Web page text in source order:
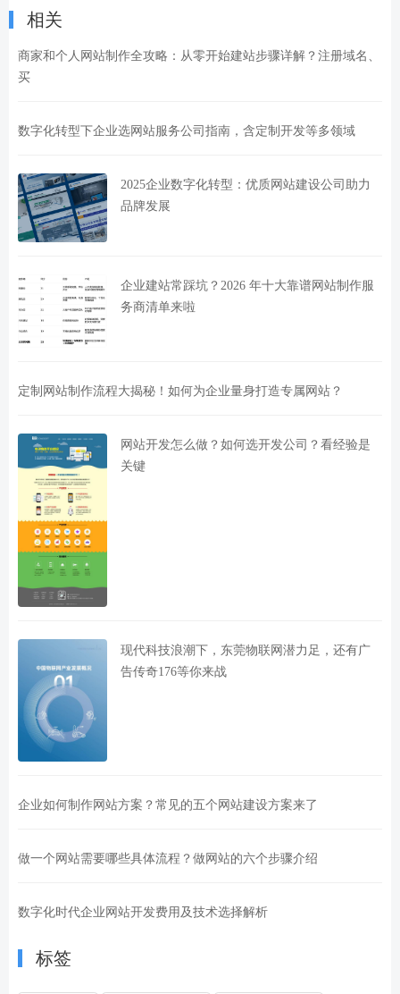
相关
商家和个人网站制作全攻略：从零开始建站步骤详解？注册域名、
买
数字化转型下企业选网站服务公司指南，含定制开发等多领域
2025企业数字化转型：优质网站建设公司助力
品牌发展
企业建站常踩坑？2026 年十大靠谱网站制作服
务商清单来啦
定制网站制作流程大揭秘！如何为企业量身打造专属网站？
网站开发怎么做？如何选开发公司？看经验是
关键
现代科技浪潮下，东莞物联网潜力足，还有广
告传奇176等你来战
企业如何制作网站方案？常见的五个网站建设方案来了
做一个网站需要哪些具体流程？做网站的六个步骤介绍
数字化时代企业网站开发费用及技术选择解析
标签